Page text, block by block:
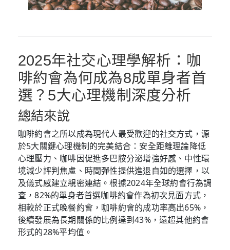
2025年社交心理學解析：咖
啡約會為何成為8成單身者首
選？5大心理機制深度分析
總結來說
咖啡約會之所以成為現代人最受歡迎的社交方式，源
於5大關鍵心理機制的完美結合：安全距離理論降低
心理壓力、咖啡因促進多巴胺分泌增強好感、中性環
境減少評判焦慮、時間彈性提供進退自如的選擇，以
及儀式感建立親密連結。根據2024年全球約會行為調
查，82%的單身者首選咖啡約會作為初次見面方式，
相較於正式晚餐約會，咖啡約會的成功率高出65%，
後續發展為長期關係的比例達到43%，遠超其他約會
形式的28%平均值。